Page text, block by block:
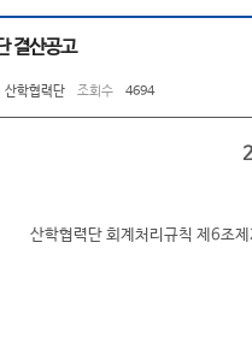
결산공고
산학협력단 조회수 4694
산학협력단 회계처리규칙 제6조